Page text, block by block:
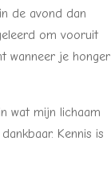
de avond dan
om vooruit
wanneer je honger
wat mijn lichaam
Kennis is